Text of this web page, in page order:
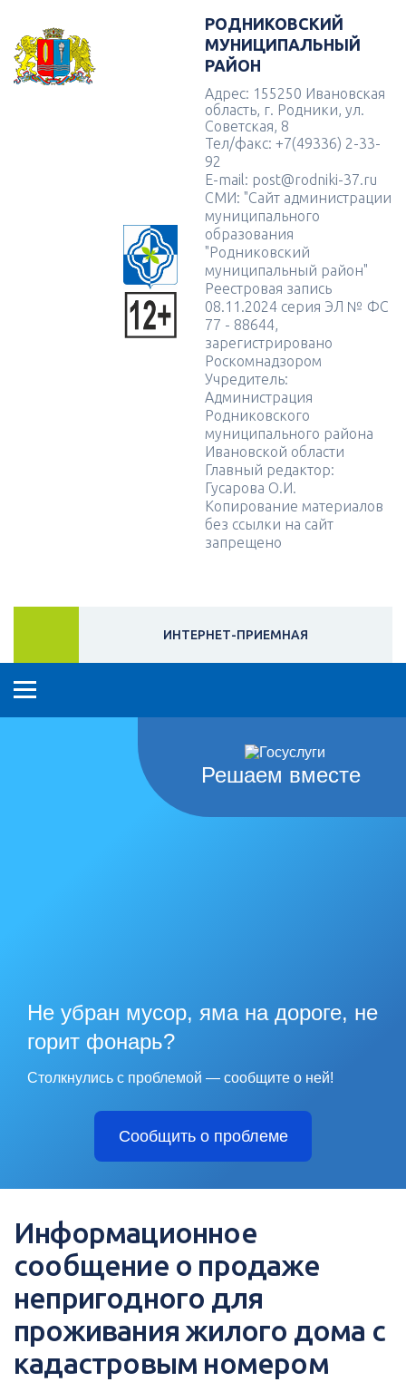
РОДНИКОВСКИЙ
МУНИЦИПАЛЬНЫЙ
РАЙОН
Адрес: 155250 Ивановская
область, г. Родники, ул.
Советская, 8
Тел/факс: +7(49336) 2-33-
92
E-mail: post@rodniki-37.ru
СМИ: "Сайт администрации
муниципального
образования
"Родниковский
муниципальный район"
Реестровая запись
08.11.2024 серия ЭЛ № ФС
77 - 88644,
зарегистрировано
Роскомнадзором
Учредитель:
Администрация
Родниковского
муниципального района
Ивановской области
Главный редактор:
Гусарова О.И.
Копирование материалов
без ссылки на сайт
запрещено
ИНТЕРНЕТ-ПРИЕМНАЯ
Решаем вместе
Не убран мусор, яма на дороге, не
горит фонарь?
Столкнулись с проблемой — сообщите о ней!
Сообщить о проблеме
Информационное
сообщение о продаже
непригодного для
проживания жилого дома с
кадастровым номером